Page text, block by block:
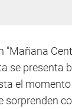
"Mañana
se presenta
el
sorprenden